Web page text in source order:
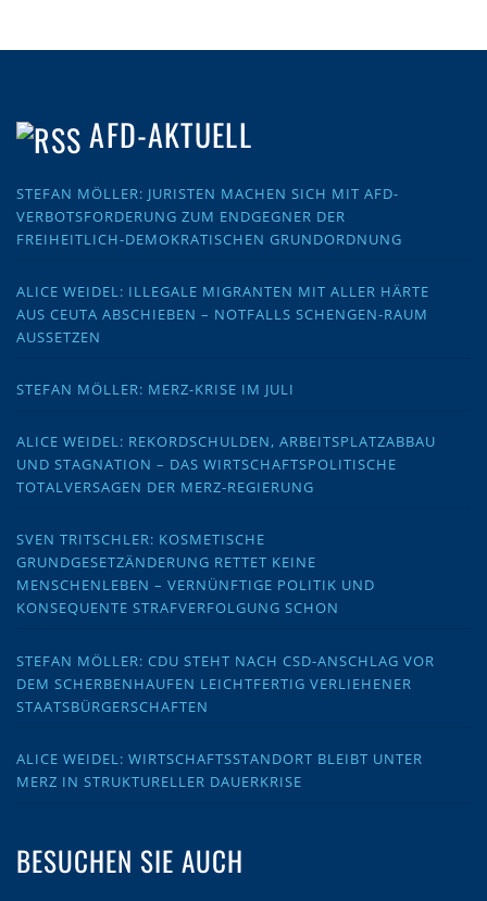
AFD-AKTUELL
STEFAN MÖLLER: JURISTEN MACHEN SICH MIT AFD-
VERBOTSFORDERUNG ZUM ENDGEGNER DER
FREIHEITLICH-DEMOKRATISCHEN GRUNDORDNUNG
ALICE WEIDEL: ILLEGALE MIGRANTEN MIT ALLER HÄRTE
AUS CEUTA ABSCHIEBEN – NOTFALLS SCHENGEN-RAUM
AUSSETZEN
STEFAN MÖLLER: MERZ-KRISE IM JULI
ALICE WEIDEL: REKORDSCHULDEN, ARBEITSPLATZABBAU
UND STAGNATION – DAS WIRTSCHAFTSPOLITISCHE
TOTALVERSAGEN DER MERZ-REGIERUNG
SVEN TRITSCHLER: KOSMETISCHE
GRUNDGESETZÄNDERUNG RETTET KEINE
MENSCHENLEBEN – VERNÜNFTIGE POLITIK UND
KONSEQUENTE STRAFVERFOLGUNG SCHON
STEFAN MÖLLER: CDU STEHT NACH CSD-ANSCHLAG VOR
DEM SCHERBENHAUFEN LEICHTFERTIG VERLIEHENER
STAATSBÜRGERSCHAFTEN
ALICE WEIDEL: WIRTSCHAFTSSTANDORT BLEIBT UNTER
MERZ IN STRUKTURELLER DAUERKRISE
BESUCHEN SIE AUCH